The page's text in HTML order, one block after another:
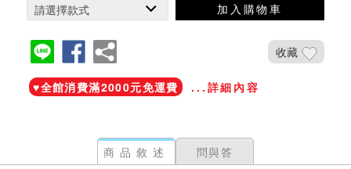
加入購物車
收藏
♥️全館消費滿2000元免運費 ...詳細內容
商品敘述 問與答